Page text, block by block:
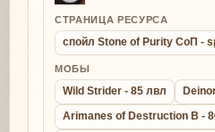
СТРАНИЦА РЕСУРСА
спойл Stone of Purity СоП -
МОБЫ
Wild Strider - 85 лвл
Arimanes of Destruction B -